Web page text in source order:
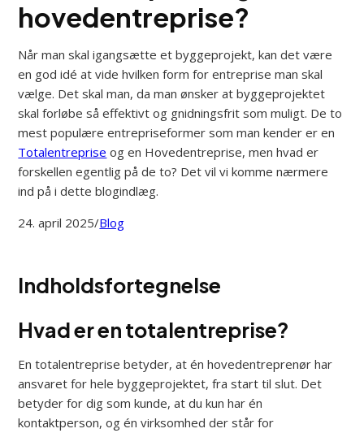
hovedentreprise?
Når man skal igangsætte et byggeprojekt, kan det være
en god idé at vide hvilken form for entreprise man skal
vælge. Det skal man, da man ønsker at byggeprojektet
skal forløbe så effektivt og gnidningsfrit som muligt. De to
mest populære entrepriseformer som man kender er en
Totalentreprise og en Hovedentreprise, men hvad er
forskellen egentlig på de to? Det vil vi komme nærmere
ind på i dette blogindlæg.
24. april 2025/Blog
Indholdsfortegnelse
Hvad er en totalentreprise?
En totalentreprise betyder, at én hovedentreprenør har
ansvaret for hele byggeprojektet, fra start til slut. Det
betyder for dig som kunde, at du kun har én
kontaktperson, og én virksomhed der står for